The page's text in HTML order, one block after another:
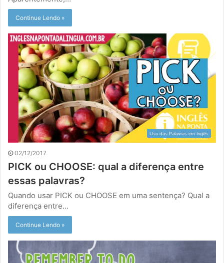
Continue Lendo »
Uso das Palavras em Inglês
02/12/2017
PICK ou CHOOSE: qual a diferença entre
essas palavras?
Quando usar PICK ou CHOOSE em uma sentença? Qual a
diferença entre…
Continue Lendo »